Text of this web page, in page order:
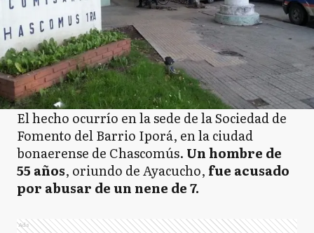
El hecho ocurrío en la sede de la Sociedad de
Fomento del Barrio Iporá, en la ciudad
bonaerense de Chascomús. Un hombre de
55 años, oriundo de Ayacucho, fue acusado
por abusar de un nene de 7.
Ads